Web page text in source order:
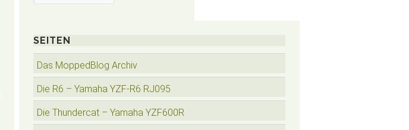
SEITEN
Das MoppedBlog Archiv
Die R6 – Yamaha YZF-R6 RJ095
Die Thundercat – Yamaha YZF600R